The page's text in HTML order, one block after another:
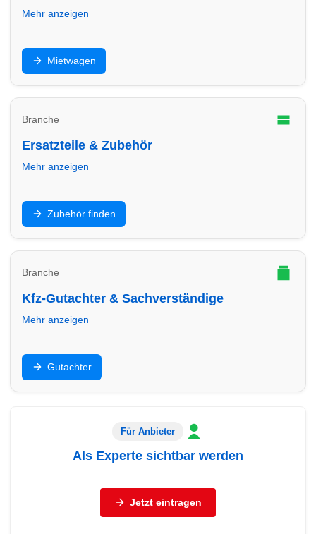
Mehr anzeigen
Mietwagen für Urlaub, Umzug oder Werkstatt-Ersatz:
Finde Autovermietungen in Lübeck und vergleiche
Konditionen.
Mietwagen
Branche
Ersatzteile & Zubehör
Mehr anzeigen
Teile, Batterien, Öl, Zubehör und Einbau: Finde
Anbieter in Lübeck für schnelle Verfügbarkeit und
passende Beratung.
Zubehör finden
Branche
Kfz-Gutachter & Sachverständige
Mehr anzeigen
Unfallgutachten, Bewertung, Beweissicherung: Finde
Gutachter in Lübeck – seriös, dokumentationsstark
und schnell.
Gutachter
Für Anbieter
Als Experte sichtbar werden
Sie sind Autohaus, freier Händler, Werkstatt oder
Servicebetrieb (Reifen, Autoglas, Aufbereitung,
Abschleppdienst, Gutachter)?
Jetzt eintragen